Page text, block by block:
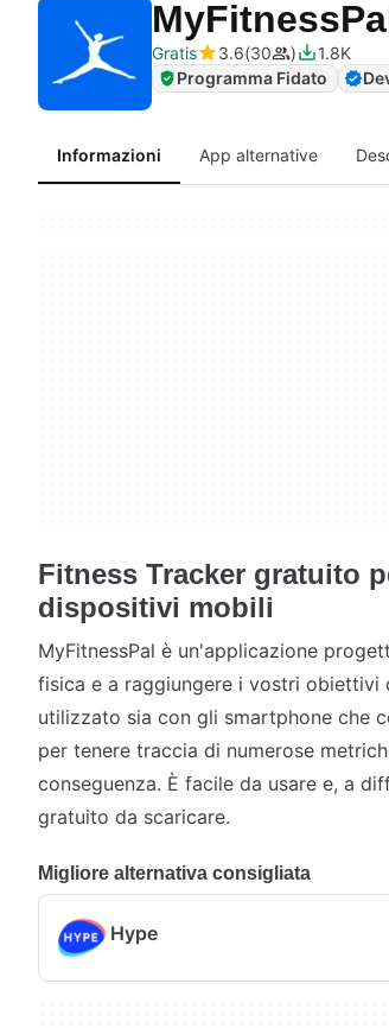
Gratis
3.6 30
1.8K
Programma Fidato
Informazioni App alternative
Fitness Tracker gratuito
dispositivi mobili
MyFitnessPal è un'applicazione
fisica e a raggiungere i vostri obiettivi
utilizzato sia con gli smartphone che
per tenere traccia di numerose
conseguenza. È facile da usare e, a
gratuito da scaricare.
Migliore alternativa consigliata
Hype